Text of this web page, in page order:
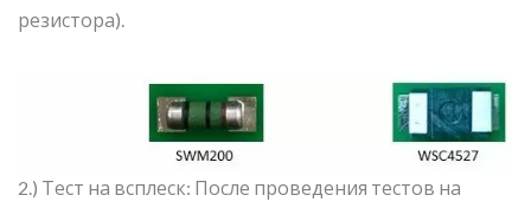
резистора).
2.) Тест на всплеск: После проведения тестов на